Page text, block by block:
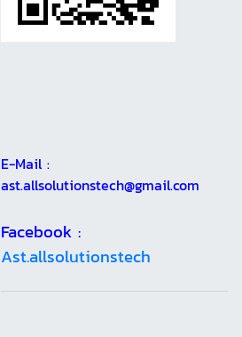
E-Mail :
ast.allsolutionstech@gmail.com
Facebook :
Ast.allsolutionstech